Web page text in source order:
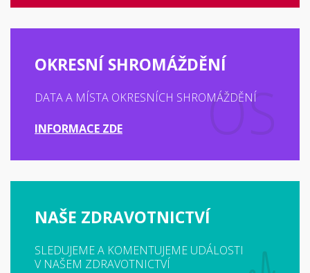
OKRESNÍ SHROMÁŽDĚNÍ
DATA A MÍSTA OKRESNÍCH SHROMÁŽDĚNÍ
INFORMACE ZDE
NAŠE ZDRAVOTNICTVÍ
SLEDUJEME A KOMENTUJEME UDÁLOSTI
V NAŠEM ZDRAVOTNICTVÍ